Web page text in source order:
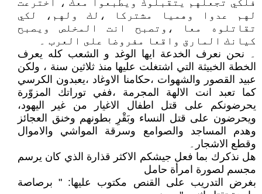
فلكي تجعلهم يتقبلوك ويطبعوا معك ، اخترعت
لهم عدوا وهميا مشتركا ،لك ولهم، لكي
تقاتلوه معا ،وتصبح انت المخلص ويصبح
كيانك المارق واقعا مفروضا على العرب ۔
۔ نحن نعرف الخدعة ايها الوغد و الشعب كله يعرف
الخطة الخبيثة التي اشتغلت عليها منذ ثلاثين سنة ، ولكن
عبيد القصور والشهوات ،حكامنا الاوغاد ،يعبدون الكرسي
كما تعبد انت الالهة المجرمة ،ففي توراتك المزوّرة
يحرضونكم على قتل اطفال الاغيار من غير اليهود،
ويحرضون على قتل النساء وبَقْرِ بطونهم وخنق العجائز
وهدم المساجد والصوامع وسرقة المواشي والاموال
وقطع الاشجار۔
هل نذكرك بما فعل جيشكم الاكثر قذارة الذي كان يرسم
مجسم لصورة امرأة حامل
بغرض التدريب على القنص مكتوب عليها: " برصاصة